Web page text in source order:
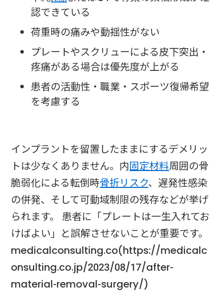
認できている
荷重時の痛みや動揺性がない
プレートやスクリューによる皮下突出・
疼痛がある場合は優先度が上がる
患者の活動性・職業・スポーツ復帰希望
を考慮する
インプラントを留置したままにするデメリッ
トは少なくありません。内固定材料周囲の骨
脆弱化による転倒時骨折リスク、遅発性感染
の併発、そして可動域制限の残存などが挙げ
られます。 患者に「プレートは一生入れてお
けばよい」と誤解させないことが重要です。
medicalconsulting.co(https://medicalc
onsulting.co.jp/2023/08/17/after-
material-removal-surgery/)